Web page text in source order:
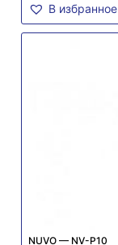
В избранное
NUVO — NV-P10